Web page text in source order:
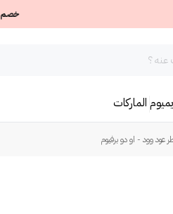
خصم 20٪ على طلبك الأول باستخدام كود NEW20
الماركات
عود وود - او دو برفيوم